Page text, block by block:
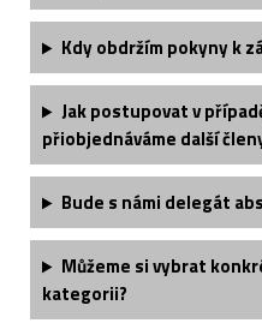
Kdy obdržím pokyny k
Jak postupovat v
přiobjednáváme další
Bude s námi delegát
Můžeme si vybrat
kategorii?